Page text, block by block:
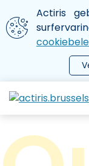
Aller au contenu
We gebruiken
Actiris
le menu